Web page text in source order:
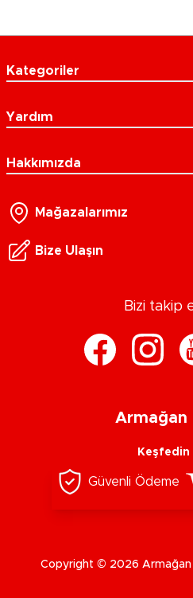
Kategoriler
Yardım
Hakkımızda
Mağazalarımız
Bize Ulaşın
Bizi takip
Armağan
Keşfedin
Güvenli Ödeme
Copyright © 2026 Armağan